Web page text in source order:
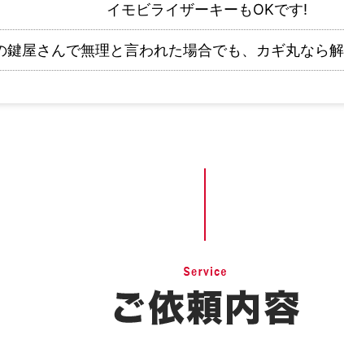
イモビライザーキーもOKです!
鍵屋さんで無理と言われた場合でも、カギ丸なら